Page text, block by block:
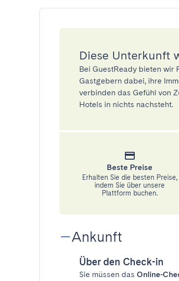
Diese Unterkunft
Bei GuestReady bieten wir
Gastgebern dabei, ihre
verbinden das Gefühl von
Hotels in nichts nachsteht.
Beste Preise
Erhalten Sie die besten Preise,
indem Sie über unsere
Plattform buchen.
Ankunft
Über den Check-in
Sie müssen das Online-